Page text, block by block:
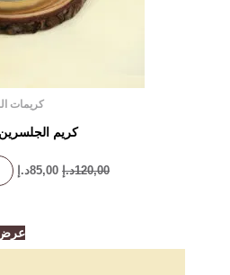
كريمات
كريم الجلسرين
120,00د.إ 85,00د.إ
السعر
الأصلي
هو: